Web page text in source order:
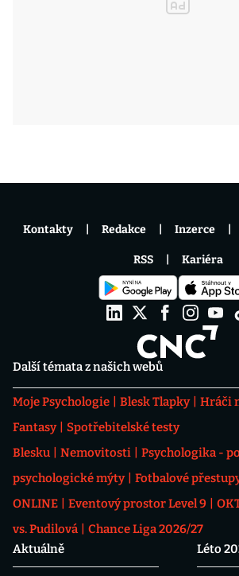
Další témata z našich webů
Moje Psychologie Blesk Tlapky Hráči
Fantasy
Spotřebitelské testy
Blesku
Nemovitosti
Psychologika -
psychologické mýty
Fotbalové
ONLINE
Eventový prostor Level 9
vs. Pudilová
Chance Liga 2026/27
Aktuálně
Léto
Kontakty Redakce Inzerce
RSS Kariéra